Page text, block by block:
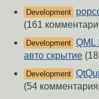
Development
(161
Development QML
авто скрытие
Development
(54